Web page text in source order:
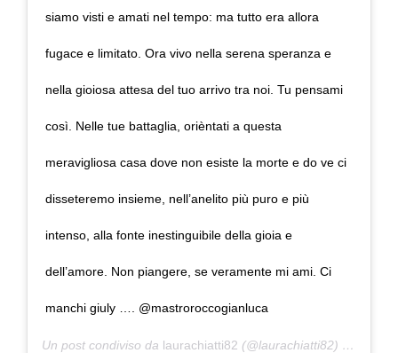
siamo visti e amati nel tempo: ma tutto era allora
fugace e limitato. Ora vivo nella serena speranza e
nella gioiosa attesa del tuo arrivo tra noi. Tu pensami
così. Nelle tue battaglia, orièntati a questa
meravigliosa casa dove non esiste la morte e do ve ci
disseteremo insieme, nell’anelito più puro e più
intenso, alla fonte inestinguibile della gioia e
dell’amore. Non piangere, se veramente mi ami. Ci
manchi giuly …. @mastroroccogianluca
Un post condiviso da laurachiatti82 (@laurachiatti82) in data: